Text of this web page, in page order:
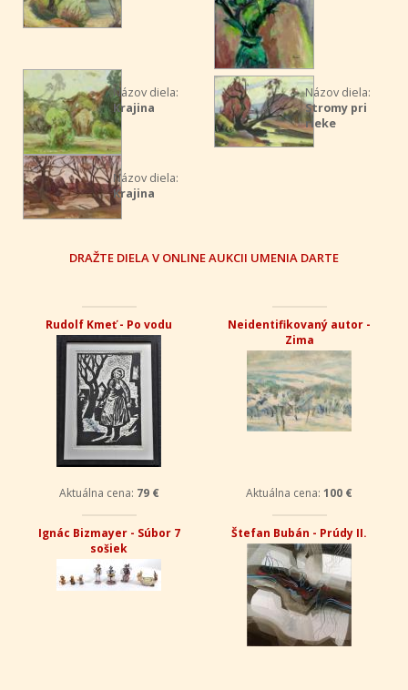
Názov diela:
Krajina
Názov diela:
Stromy pri
rieke
Názov diela:
Krajina
DRAŽTE DIELA V ONLINE AUKCII UMENIA DARTE
Rudolf Kmeť - Po vodu
Aktuálna cena: 79 €
Neidentifikovaný autor -
Zima
Aktuálna cena: 100 €
Ignác Bizmayer - Súbor 7
sošiek
Štefan Bubán - Prúdy II.